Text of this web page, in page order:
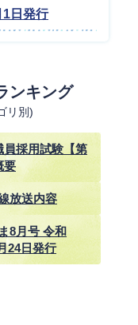
1日発行
ンキング
リ別)
員採用試験【第
要
放送内容
8月号 令和
24日発行